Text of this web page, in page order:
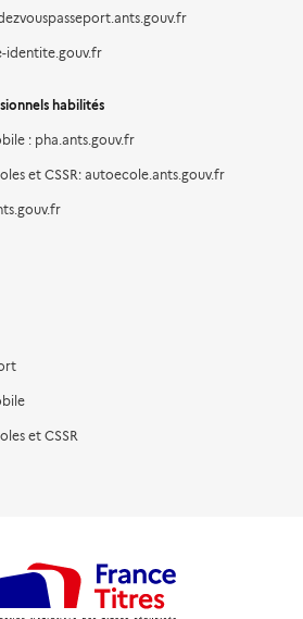
identite.gouv.fr
habilités
: pha.ants.gouv.fr
et CSSR: autoecole.ants.gouv.fr
et CSSR